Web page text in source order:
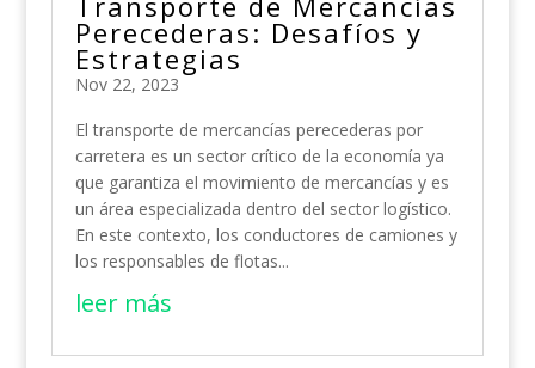
Perecederas: Desafíos y
Estrategias
Nov 22, 2023
El transporte de mercancías perecederas por
carretera es un sector crítico de la economía ya
que garantiza el movimiento de mercancías y es
un área especializada dentro del sector logístico.
En este contexto, los conductores de camiones y
los responsables de flotas...
leer más